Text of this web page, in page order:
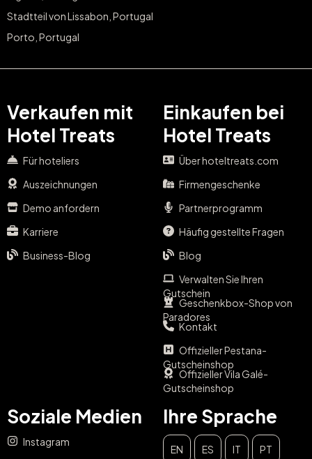
Stadtteil von Lissabon, Portugal
Porto, Portugal
Verkaufen mit
Hotel Treats
Für hoteliers
Auszeichnungen
Demo anfordern
Karriere
Business-Blog
Einkaufen bei
Hotel Treats
Über hoteltreats.com
Firmengeschenke
Partnerprogramm
Häufig gestellte Fragen
Blog
Verwalten Sie Ihren
Gutschein
Geschenkbox-Shop von
Paradores
Kontakt
Offizieller Pestana-
Gutscheinshop
Offizieller Vila Galé-
Gutscheinshop
Soziale Medien
Instagram
Ihre Sprache
EN ES IT PT